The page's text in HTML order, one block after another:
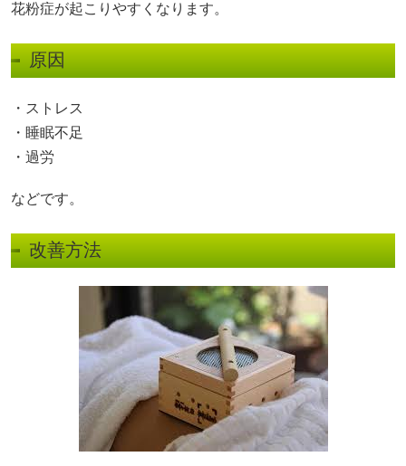
花粉症が起こりやすくなります。
原因
・ストレス
・睡眠不足
・過労
などです。
改善方法